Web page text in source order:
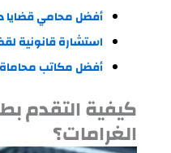
أفضل محامي
استشارة قانونية
أفضل مكاتب
كيفية التقدم
الغرامات؟